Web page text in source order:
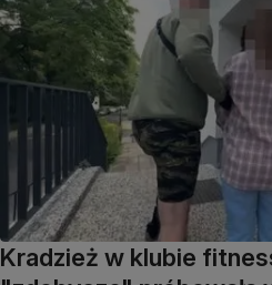
Kradzież w klubie